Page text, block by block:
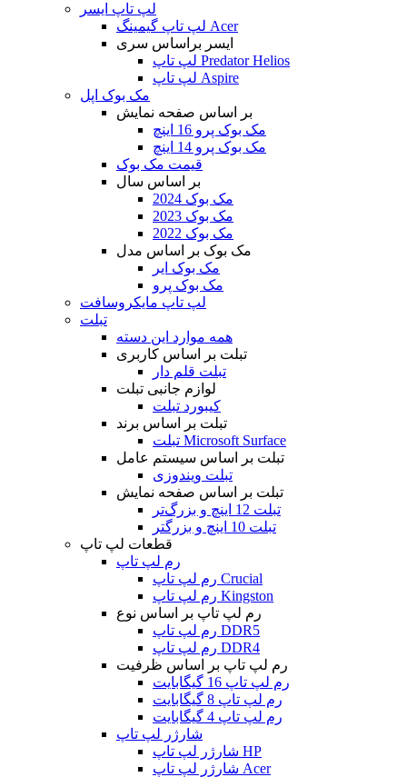
لپ تاپ ایسر
لپ تاپ گیمینگ Acer
ایسر براساس سری
لپ تاپ Predator Helios
لپ تاپ Aspire
مک بوک اپل
بر اساس صفحه نمایش
مک بوک پرو 16 اینچ
مک بوک پرو 14 اینچ
قیمت مک بوک
بر اساس سال
مک بوک 2024
مک بوک 2023
مک بوک 2022
مک بوک بر اساس مدل
مک بوک ایر
مک بوک پرو
لپ تاپ مایکروسافت
تبلت
همه موارد این دسته
تبلت بر اساس کاربری
تبلت قلم دار
لوازم جانبی تبلت
کیبورد تبلت
تبلت بر اساس برند
تبلت Microsoft Surface
تبلت بر اساس سیستم عامل
تبلت ویندوزی
تبلت بر اساس صفحه نمایش
تبلت 12 اینچ و بزرگ‌تر
تبلت 10 اینچ و بزرگتر
قطعات لپ تاپ
رم لپ تاپ
رم لپ تاپ Crucial
رم لپ تاپ Kingston
رم لپ تاپ بر اساس نوع
رم لپ تاپ DDR5
رم لپ تاپ DDR4
رم لپ تاپ بر اساس ظرفیت
رم لپ تاپ 16 گیگابایت
رم لپ تاپ 8 گیگابایت
رم لپ تاپ 4 گیگابایت
شارژر لپ تاپ
شارژر لپ تاپ HP
شارژر لپ تاپ Acer